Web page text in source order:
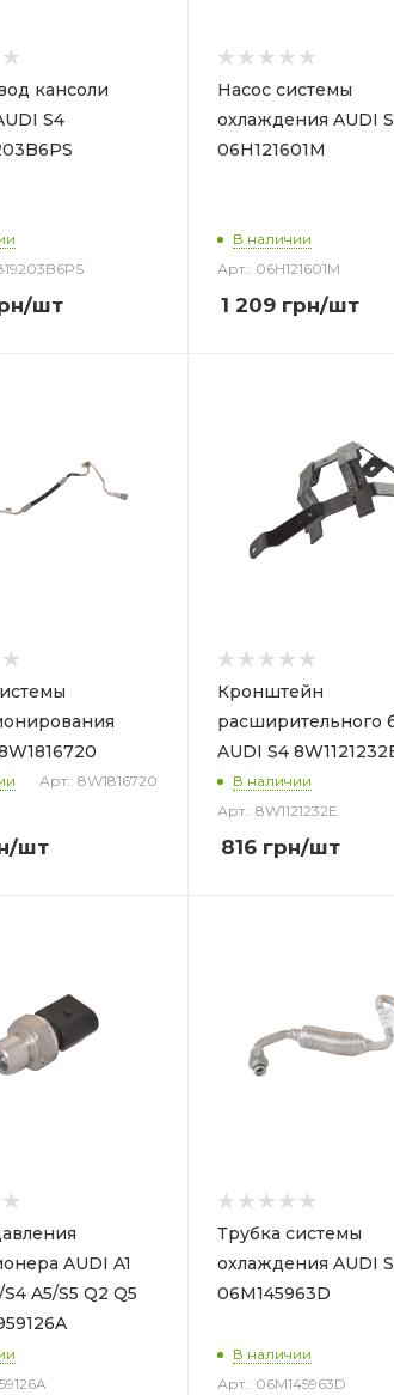
кансоли
S4
/шт
Насос системы
охлаждения AUDI
06H121601M
В наличии
Арт.: 06H121601M
1 209 грн/шт
Арт.: 8W1816720
/шт
Кронштейн
расширительного
AUDI S4
В наличии
Арт.: 8W1121232E
816 грн/шт
AUDI A1
A5/S5 Q2 Q5
Трубка системы
охлаждения AUDI
06M145963D
В наличии
Арт.: 06M145963D